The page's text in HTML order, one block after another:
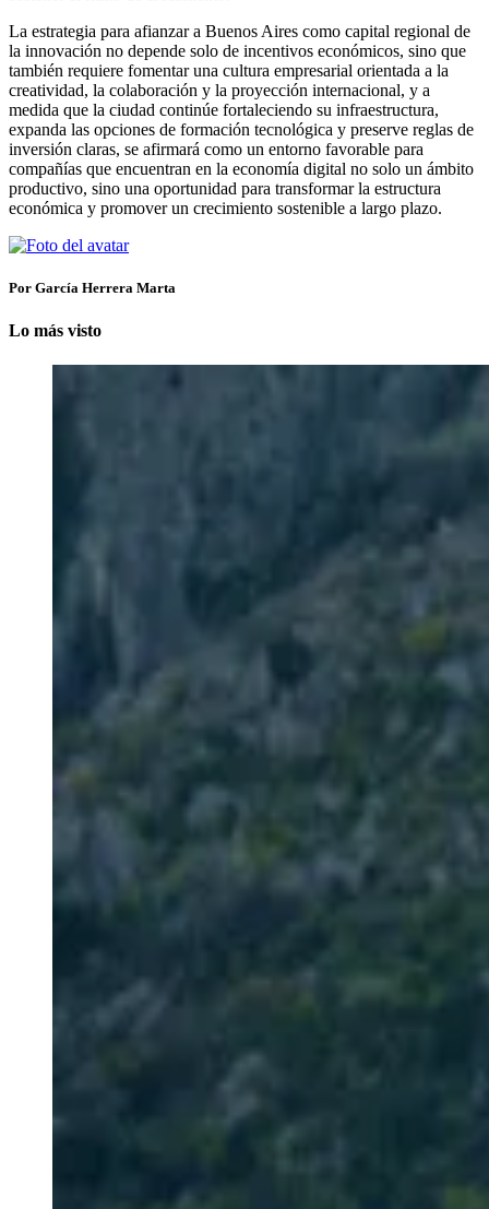
La estrategia para afianzar a Buenos Aires como capital regional de
la innovación no depende solo de incentivos económicos, sino que
también requiere fomentar una cultura empresarial orientada a la
creatividad, la colaboración y la proyección internacional, y a
medida que la ciudad continúe fortaleciendo su infraestructura,
expanda las opciones de formación tecnológica y preserve reglas de
inversión claras, se afirmará como un entorno favorable para
compañías que encuentran en la economía digital no solo un ámbito
productivo, sino una oportunidad para transformar la estructura
económica y promover un crecimiento sostenible a largo plazo.
Por García Herrera Marta
Lo más visto